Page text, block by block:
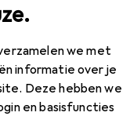
we met
informatie over je
Deze hebben we
en basisfuncties
Expeditie